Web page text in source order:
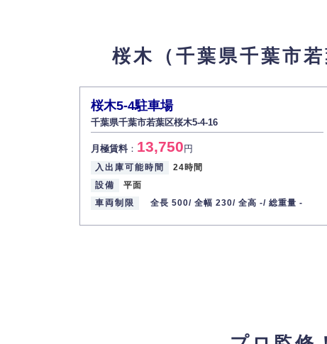
桜木（千葉県千葉市
桜木5-4駐車場
千葉県千葉市若葉区桜木5-4-16
月極賃料： 13,750円
入出庫可能時間
24時間
設備
平面
車両制限
全長 500/ 全幅 230/ 全高 -/ 総重量 -